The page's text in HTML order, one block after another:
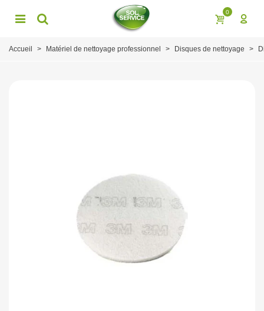
0
Accueil > Matériel de nettoyage professionnel > Disques de nettoyage >